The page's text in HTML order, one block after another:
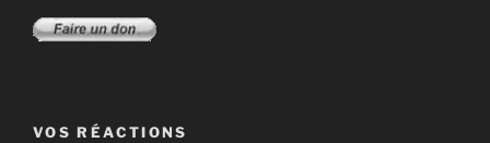
VOS RÉACTIONS